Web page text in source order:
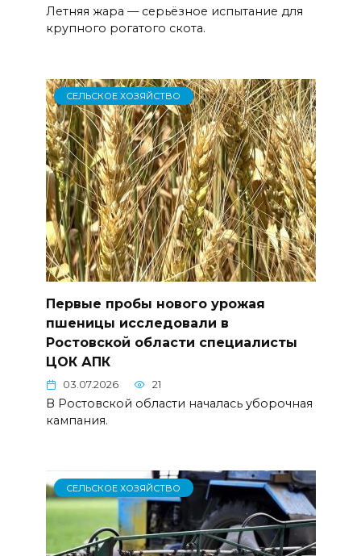
Летняя жара — серьёзное испытание для
крупного рогатого скота.
СЕЛЬСКОЕ ХОЗЯЙСТВО
Первые пробы нового урожая
пшеницы исследовали в
Ростовской области специалисты
ЦОК АПК
03.07.2026 21
В Ростовской области началась уборочная
кампания.
СЕЛЬСКОЕ ХОЗЯЙСТВО